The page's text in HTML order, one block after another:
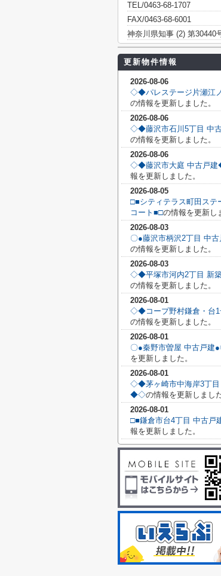
TEL/0463-68-1707
FAX/0463-68-6001
神奈川県知事 (2) 第30440
更新物件情報
2026-08-06
◇◆パレステージ片瀬
の情報を更新しました。
2026-08-06
◇◆藤沢市石川5丁目 中
の情報を更新しました。
2026-08-06
◇◆藤沢市大庭 中古戸
報を更新しました。
2026-08-05
□■シティテラス町田ステ
コート■□の情報を更新し
2026-08-03
〇●藤沢市柄沢2丁目 中
の情報を更新しました。
2026-08-03
◇◆平塚市河内2丁目 新
の情報を更新しました。
2026-08-01
◇◆コープ野村鎌倉・台
の情報を更新しました。
2026-08-01
〇●秦野市曽屋 中古戸建
を更新しました。
2026-08-01
◇◆茅ヶ崎市中海岸3丁目
◆◇の情報を更新しました
2026-08-01
□■鎌倉市台4丁目 中古戸
報を更新しました。